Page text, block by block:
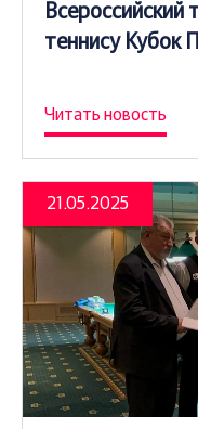
теннису Кубок
Читать новость
21.05.2025